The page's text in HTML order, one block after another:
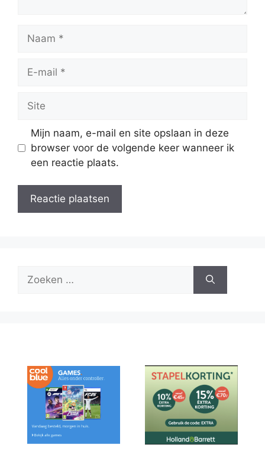
mail
Mijn naam, e-mail en site opslaan in deze
browser voor de volgende keer wanneer ik
een reactie plaats.
Zoek